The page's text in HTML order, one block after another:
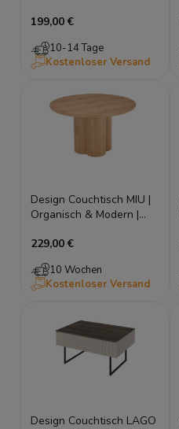
Design
199,00 €
10-14 Tage
Kostenloser Versand
Design Couchtisch MIU |
Organisch & Modern |
229,00 €
10 Wochen
Kostenloser Versand
Design Couchtisch LAGO